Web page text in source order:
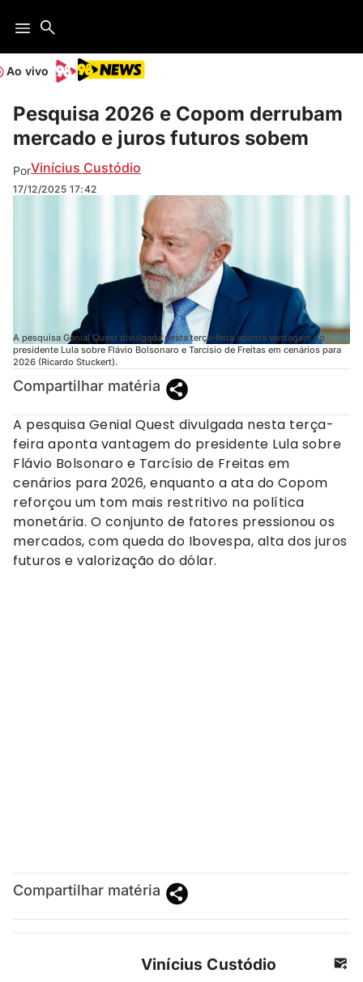
Ao vivo
Pesquisa 2026 e Copom derrubam
mercado e juros futuros sobem
PorVinícius Custódio
17/12/2025 17:42
A pesquisa Genial Quest divulgada nesta terça-feira aponta vantagem do
presidente Lula sobre Flávio Bolsonaro e Tarcísio de Freitas em cenários para
2026 (Ricardo Stuckert).
Compartilhar matéria
A pesquisa Genial Quest divulgada nesta terça-
feira aponta vantagem do presidente Lula sobre
Flávio Bolsonaro e Tarcísio de Freitas em
cenários para 2026, enquanto a ata do Copom
reforçou um tom mais restritivo na política
monetária. O conjunto de fatores pressionou os
mercados, com queda do Ibovespa, alta dos juros
futuros e valorização do dólar.
Compartilhar matéria
Vinícius Custódio